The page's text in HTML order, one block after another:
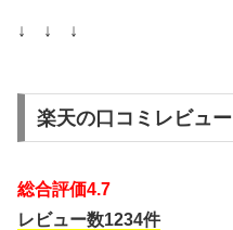
↓ ↓ ↓
楽天の口コミレビュー
総合評価4.7
レビュー数1234件